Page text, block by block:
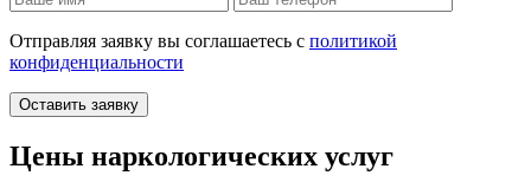
Отправляя заявку вы соглашаетесь с политикой
конфиденциальности
Оставить заявку
Цены наркологических услуг